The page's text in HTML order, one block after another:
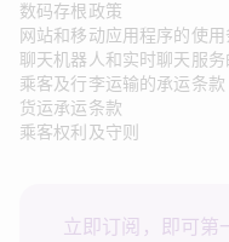
数码存根政策
网站和移动应用程序的使用
聊天机器人和实时聊天服
乘客及行李运输的承运条款
货运承运条款
乘客权利及守则
立即订阅，即可第